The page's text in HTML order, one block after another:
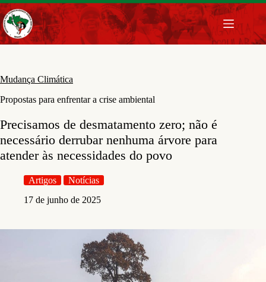
Pular
para
o
conteúdo
Mudança Climática
Propostas para enfrentar a crise ambiental
Precisamos de desmatamento zero; não é
necessário derrubar nenhuma árvore para
atender às necessidades do povo
Artigos
Notícias
17 de junho de 2025